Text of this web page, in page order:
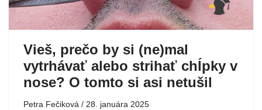
Vieš, prečo by si (ne)mal
vytrhávať alebo strihať chĺpky v
nose? O tomto si asi netušil
Petra Fečiková 28. januára 2025